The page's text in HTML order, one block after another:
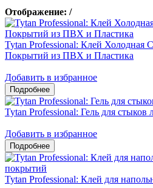
Отображение: /
Tytan Professional: Клей Холодная
Покрытий из ПВХ и Пластика
Добавить в избранное
Tytan Professional: Гель для стыков
Добавить в избранное
Tytan Professional: Клей для